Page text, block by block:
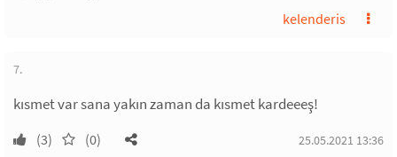
kelenderis
7.
kısmet var sana yakın zaman da kısmet kardeeeş!
(3) (0) 25.05.2021 13:36